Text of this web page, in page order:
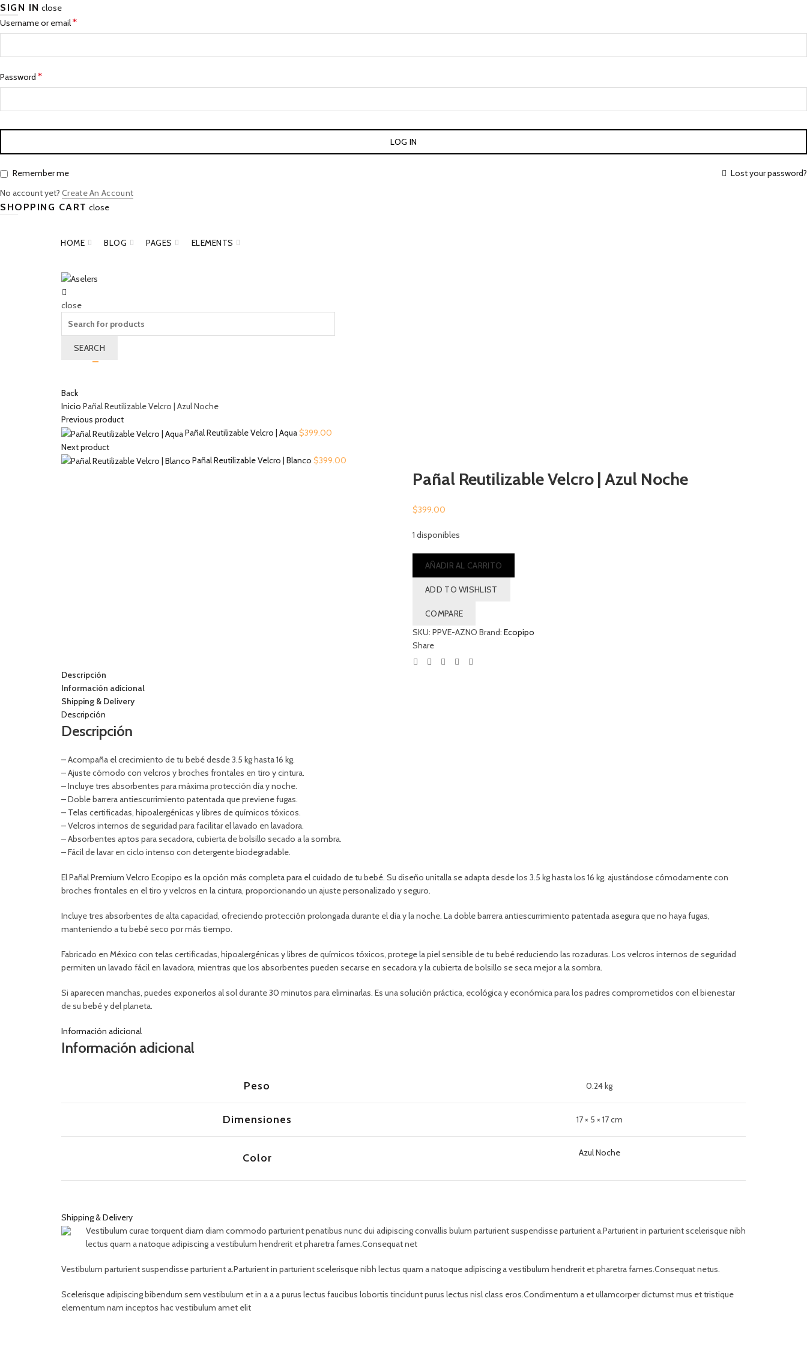
SIGN IN close
Username or email*
Password *
LOG IN
Lost your password?
Remember me
No account yet? Create An Account
SHOPPING CART close
HOME BLOG PAGES ELEMENTS
close
SEARCH
Back
Inicio Pañal Reutilizable Velcro | Azul Noche
Previous product
Pañal Reutilizable Velcro | Aqua$399.00
Next product
Pañal Reutilizable Velcro | Blanco $399.00
Pañal Reutilizable Velcro | Azul Noche
$399.00
1 disponibles
AÑADIR AL CARRITO
ADD TO WISHLIST
COMPARE
SKU: PPVE-AZNO Brand: Ecopipo
Share
Descripción
Información adicional
Shipping & Delivery
Descripción
Descripción
– Acompaña el crecimiento de tu bebé desde 3.5 kg hasta 16 kg.
– Ajuste cómodo con velcros y broches frontales en tiro y cintura.
– Incluye tres absorbentes para máxima protección día y noche.
– Doble barrera antiescurrimiento patentada que previene fugas.
– Telas certificadas, hipoalergénicas y libres de químicos tóxicos.
– Velcros internos de seguridad para facilitar el lavado en lavadora.
– Absorbentes aptos para secadora, cubierta de bolsillo secado a la sombra.
– Fácil de lavar en ciclo intenso con detergente biodegradable.
El Pañal Premium Velcro Ecopipo es la opción más completa para el cuidado de tu bebé. Su diseño unitalla se adapta desde los 3.5 kg hasta los 16 kg, ajustándose cómodamente con
broches frontales en el tiro y velcros en la cintura, proporcionando un ajuste personalizado y seguro.
Incluye tres absorbentes de alta capacidad, ofreciendo protección prolongada durante el día y la noche. La doble barrera antiescurrimiento patentada asegura que no haya fugas,
manteniendo a tu bebé seco por más tiempo.
Fabricado en México con telas certificadas, hipoalergénicas y libres de químicos tóxicos, protege la piel sensible de tu bebé reduciendo las rozaduras. Los velcros internos de seguridad
permiten un lavado fácil en lavadora, mientras que los absorbentes pueden secarse en secadora y la cubierta de bolsillo se seca mejor a la sombra.
Si aparecen manchas, puedes exponerlos al sol durante 30 minutos para eliminarlas. Es una solución práctica, ecológica y económica para los padres comprometidos con el bienestar
de su bebé y del planeta.
Información adicional
Información adicional
Peso 0.24 kg
Dimensiones 17 × 5 × 17 cm
Color Azul Noche
Shipping & Delivery
Vestibulum curae torquent diam diam commodo parturient penatibus nunc dui adipiscing convallis bulum parturient suspendisse parturient a.Parturient in parturient scelerisque nibh
lectus quam a natoque adipiscing a vestibulum hendrerit et pharetra fames.Consequat net
Vestibulum parturient suspendisse parturient a.Parturient in parturient scelerisque nibh lectus quam a natoque adipiscing a vestibulum hendrerit et pharetra fames.Consequat netus.
Scelerisque adipiscing bibendum sem vestibulum et in a a a purus lectus faucibus lobortis tincidunt purus lectus nisl class eros.Condimentum a et ullamcorper dictumst mus et tristique
elementum nam inceptos hac vestibulum amet elit